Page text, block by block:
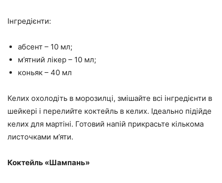
Інгредієнти:
абсент – 10 мл;
м’ятний лікер – 10 мл;
коньяк – 40 мл
Келих охолодіть в морозилці, змішайте всі інгредієнти в
шейкері і перелийте коктейль в келих. Ідеально підійде
келих для мартіні. Готовий напій прикрасьте кількома
листочками м’яти.
Коктейль «Шампань»